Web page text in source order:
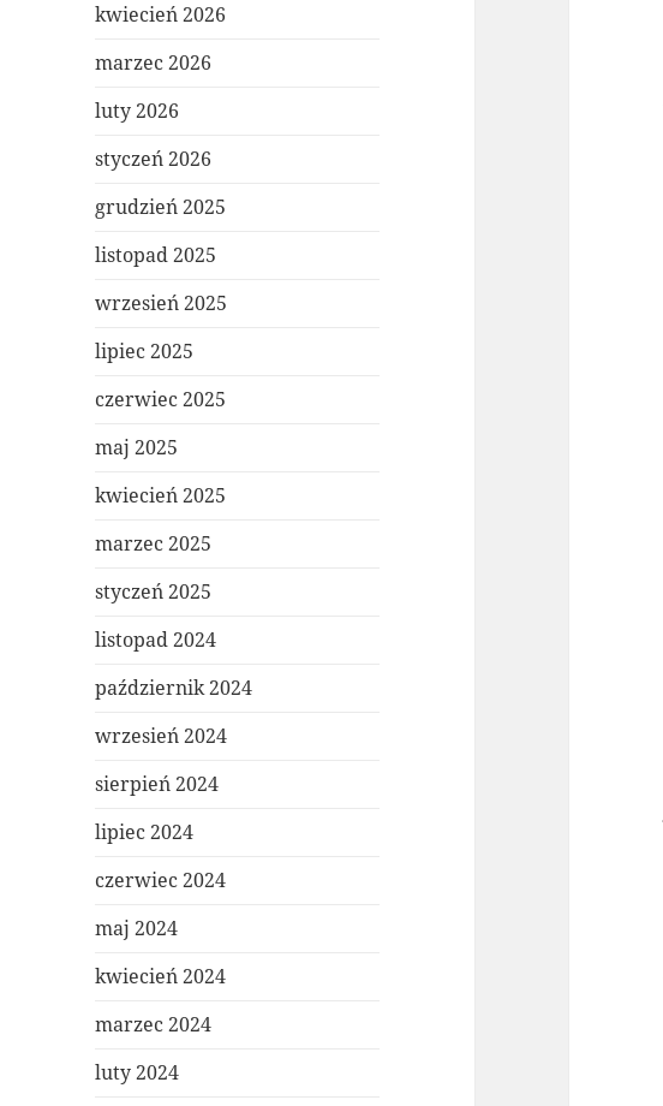
kwiecień 2026
marzec 2026
luty 2026
styczeń 2026
grudzień 2025
listopad 2025
wrzesień 2025
lipiec 2025
czerwiec 2025
maj 2025
kwiecień 2025
marzec 2025
styczeń 2025
listopad 2024
październik 2024
wrzesień 2024
sierpień 2024
lipiec 2024
czerwiec 2024
maj 2024
kwiecień 2024
marzec 2024
luty 2024